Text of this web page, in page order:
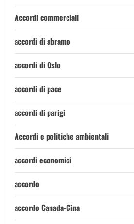
Accordi commerciali
accordi di abramo
accordi di Oslo
accordi di pace
accordi di parigi
Accordi e politiche ambientali
accordi economici
accordo
accordo Canada-Cina